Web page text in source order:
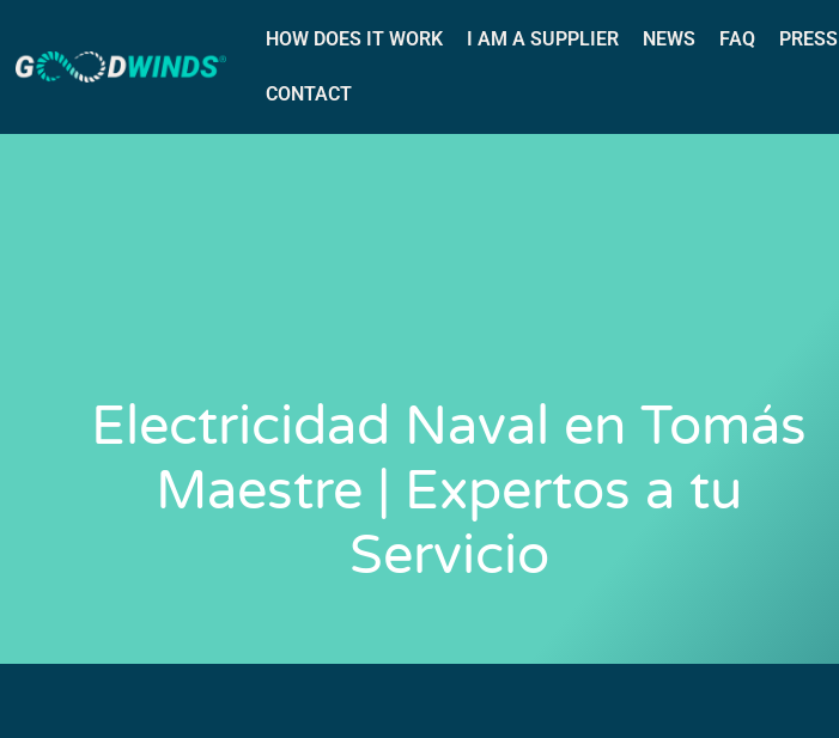
HOW DOES IT WORK I AM A SUPPLIER NEWS FAQ PRESS
CONTACT
Electricidad Naval en Tomás
Maestre | Expertos a tu
Servicio